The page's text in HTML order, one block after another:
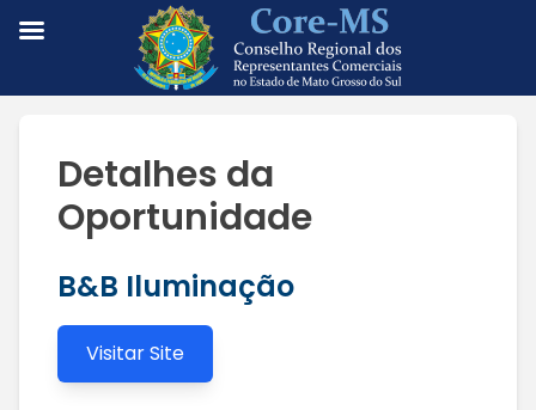
Detalhes da
Oportunidade
B&B Iluminação
Visitar Site